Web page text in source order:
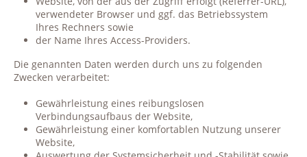
verwendeter Browser und ggf. das Betriebssystem
Ihres Rechners sowie
der Name Ihres Access-Providers.
Die genannten Daten werden durch uns zu folgenden
Zwecken verarbeitet:
Gewährleistung eines reibungslosen
Verbindungsaufbaus der Website,
Gewährleistung einer komfortablen Nutzung unserer
Website,